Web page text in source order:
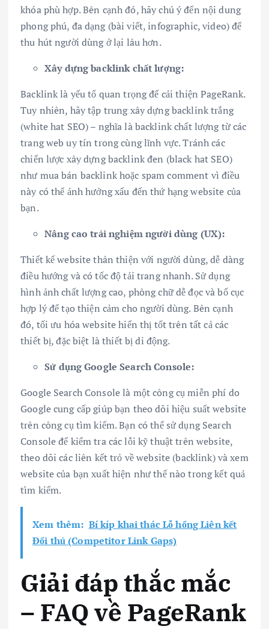
khóa phù hợp. Bên cạnh đó, hãy chú ý đến nội dung
phong phú, đa dạng (bài viết, infographic, video) để
thu hút người dùng ở lại lâu hơn.
Xây dựng backlink chất lượng:
Backlink là yếu tố quan trọng để cải thiện PageRank.
Tuy nhiên, hãy tập trung xây dựng backlink trắng
(white hat SEO) – nghĩa là backlink chất lượng từ các
trang web uy tín trong cùng lĩnh vực. Tránh các
chiến lược xây dựng backlink đen (black hat SEO)
như mua bán backlink hoặc spam comment vì điều
này có thể ảnh hưởng xấu đến thứ hạng website của
bạn.
Nâng cao trải nghiệm người dùng (UX):
Thiết kế website thân thiện với người dùng, dễ dàng
điều hướng và có tốc độ tải trang nhanh. Sử dụng
hình ảnh chất lượng cao, phông chữ dễ đọc và bố cục
hợp lý để tạo thiện cảm cho người dùng. Bên cạnh
đó, tối ưu hóa website hiển thị tốt trên tất cả các
thiết bị, đặc biệt là thiết bị di động.
Sử dụng Google Search Console:
Google Search Console là một công cụ miễn phí do
Google cung cấp giúp bạn theo dõi hiệu suất website
trên công cụ tìm kiếm. Bạn có thể sử dụng Search
Console để kiểm tra các lỗi kỹ thuật trên website,
theo dõi các liên kết trỏ về website (backlink) và xem
website của bạn xuất hiện như thế nào trong kết quả
tìm kiếm.
Xem thêm: Bí kíp khai thác Lỗ hổng Liên kết
Đối thủ (Competitor Link Gaps)
Giải đáp thắc mắc
– FAQ về PageRank